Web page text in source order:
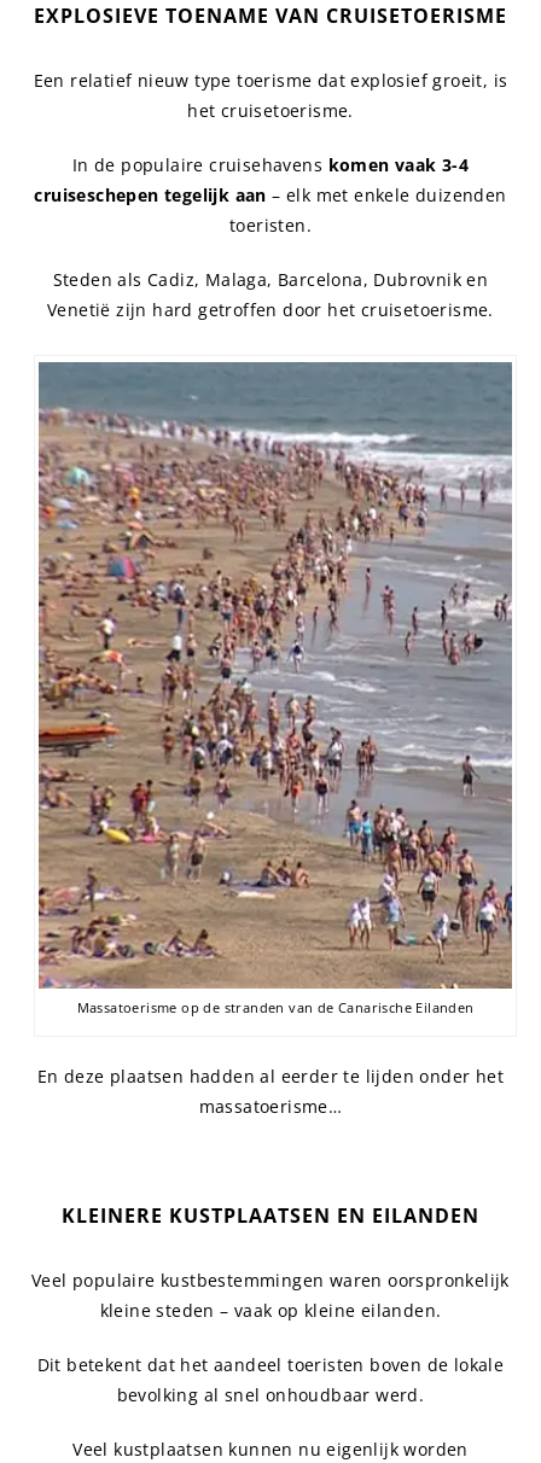
EXPLOSIEVE TOENAME VAN CRUISETOERISME
Een relatief nieuw type toerisme dat explosief groeit, is
het cruisetoerisme.
In de populaire cruisehavens komen vaak 3-4
cruiseschepen tegelijk aan – elk met enkele duizenden
toeristen.
Steden als Cadiz, Malaga, Barcelona, ​​​​Dubrovnik en
Venetië zijn hard getroffen door het cruisetoerisme.
Massatoerisme op de stranden van de Canarische Eilanden
En deze plaatsen hadden al eerder te lijden onder het
massatoerisme…
KLEINERE KUSTPLAATSEN EN EILANDEN
Veel populaire kustbestemmingen waren oorspronkelijk
kleine steden – vaak op kleine eilanden.
Dit betekent dat het aandeel toeristen boven de lokale
bevolking al snel onhoudbaar werd.
Veel kustplaatsen kunnen nu eigenlijk worden